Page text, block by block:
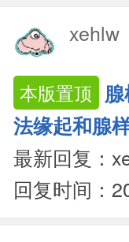
xehlw
本版置顶
法缘起和腺
最新回复：
回复时间：